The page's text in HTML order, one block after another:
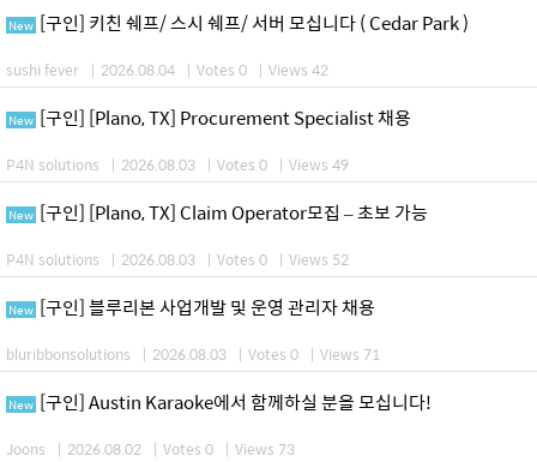
New [구인] 키친 쉐프/ 스시 쉐프/ 서버 모십니다 ( Cedar Park )
sushi fever | 2026.08.04 | Votes 0 | Views 42
New [구인] [Plano, TX] Procurement Specialist 채용
P4N solutions | 2026.08.03 | Votes 0 | Views 49
New [구인] [Plano, TX] Claim Operator모집 – 초보 가능
P4N solutions | 2026.08.03 | Votes 0 | Views 52
New [구인] 블루리본 사업개발 및 운영 관리자 채용
bluribbonsolutions | 2026.08.03 | Votes 0 | Views 71
New [구인] Austin Karaoke에서 함께하실 분을 모십니다!
Joons | 2026.08.02 | Votes 0 | Views 73